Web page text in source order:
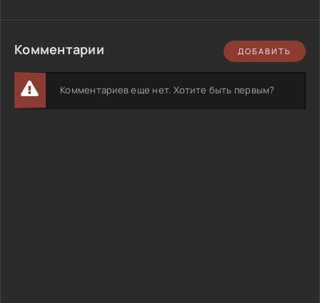
Комментарии ДОБАВИТЬ
Комментариев еще нет. Хотите быть первым?